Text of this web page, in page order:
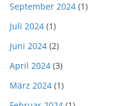
September 2024 (1)
Juli 2024 (1)
Juni 2024 (2)
April 2024 (3)
März 2024 (1)